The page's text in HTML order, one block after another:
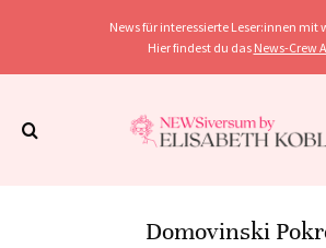
News für interessierte Leser:innen mit
Hier findest du das News-Crew
Domovinski